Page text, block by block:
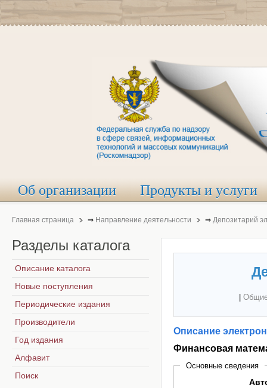
Об организации Продукты и услуги
Главная страница ⇒ Направление деятельности ⇒ Депозитарий
Описание
Финансовая
Основные сведения
Разделы каталога
Описание каталога
Новые поступления
Периодические издания
Производители
Год издания
Алфавит
Поиск